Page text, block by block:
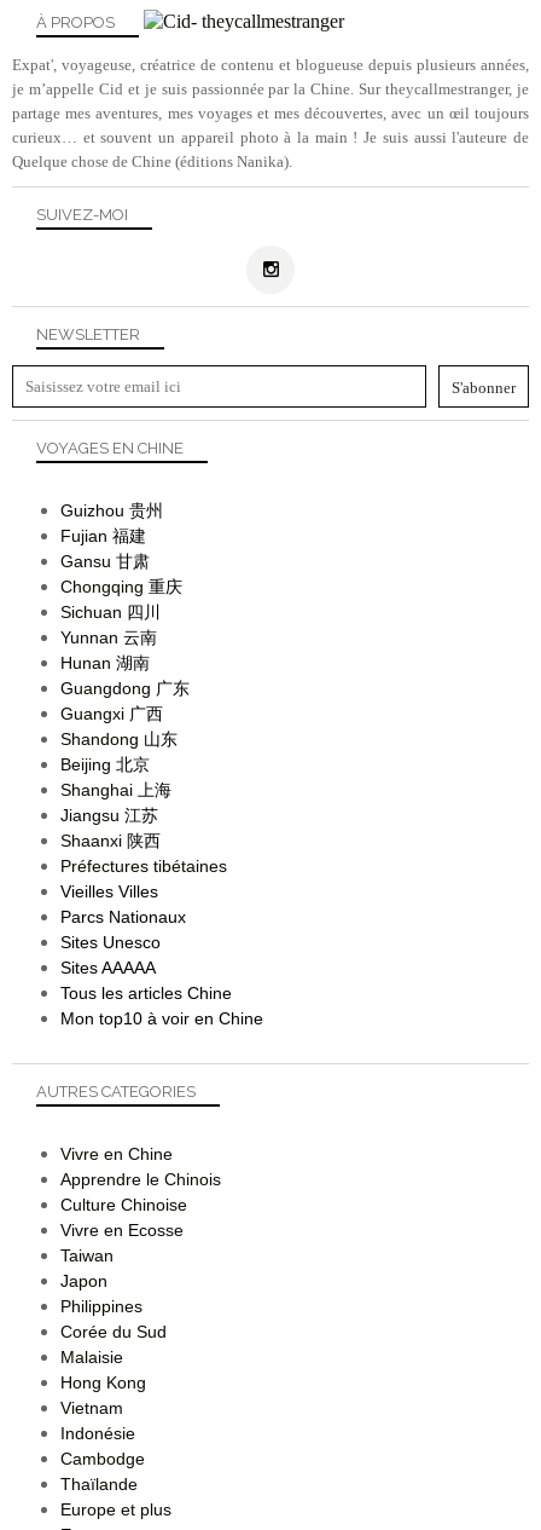
NEWSLETTER
SUIVEZ-MOI
À PROPOS
Expat', voyageuse, créatrice de contenu et blogueuse depuis plusieurs années,
je m’appelle Cid et je suis passionnée par la Chine. Sur theycallmestranger, je
partage mes aventures, mes voyages et mes découvertes, avec un œil toujours
curieux… et souvent un appareil photo à la main ! Je suis aussi l'auteure de
Quelque chose de Chine (éditions Nanika).
VOYAGES EN CHINE
Guizhou 贵州
Fujian 福建
Gansu 甘肃
Chongqing 重庆
Sichuan 四川
Yunnan 云南
Hunan 湖南
Guangdong 广东
Guangxi 广西
Shandong 山东
Beijing 北京
Shanghai 上海
Jiangsu 江苏
Shaanxi 陕西
Préfectures tibétaines
Vieilles Villes
Parcs Nationaux
Sites Unesco
Sites AAAAA
Tous les articles Chine
Mon top10 à voir en Chine
AUTRES CATEGORIES
Vivre en Chine
Apprendre le Chinois
Culture Chinoise
Vivre en Ecosse
Taiwan
Japon
Philippines
Corée du Sud
Malaisie
Hong Kong
Vietnam
Indonésie
Cambodge
Thaïlande
Europe et plus